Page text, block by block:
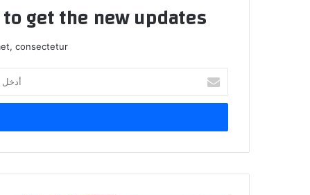
get the new updates!
consectetur.
بريدك
الإلكتروني